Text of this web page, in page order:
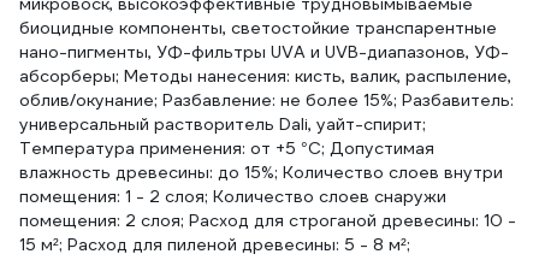
биоцидные компоненты, светостойкие транспарентные
нано-пигменты, УФ-фильтры UVA и UVB-диапазонов, УФ-
абсорберы; Методы нанесения: кисть, валик, распыление,
облив/окунание; Разбавление: не более 15%; Разбавитель:
универсальный растворитель Dali, уайт-спирит;
Температура применения: от +5 °С; Допустимая
влажность древесины: до 15%; Количество слоев внутри
помещения: 1 - 2 слоя; Количество слоев снаружи
помещения: 2 слоя; Расход для строганой древесины: 10 -
15 м²; Расход для пиленой древесины: 5 - 8 м²;